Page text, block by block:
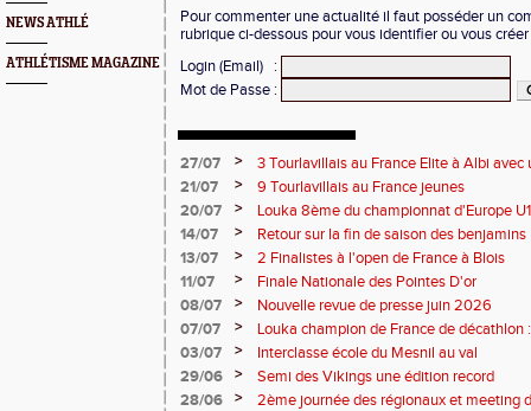
NEWS ATHLÉ
ATHLÉTISME MAGAZINE
Pour commenter une actualité il faut posséder un
rubrique ci-dessous pour vous identifier ou vous
Login (Email)
:
Mot de Passe :
27/07 >
3 Tourlavillais au France Elite à Albi
Juliette
21/07 >
9 Tourlavillais au France jeunes
20/07
>
Louka 8ème du championnat d'Europe
14/07
>
Retour sur la fin de saison des benjamins
13/07
>
2 Finalistes à l'open de France à Blois
11/07
>
Finale Nationale des Pointes D'or
08/07
>
Nouvelle revue de presse juin 2026
07/07
>
Louka champion de France de décathlon
points !
03/07 >
Interclasse école du Mesnil au val
29/06
>
Semi des Vikings une édition record
28/06
>
2ème journée des régionaux et meeting